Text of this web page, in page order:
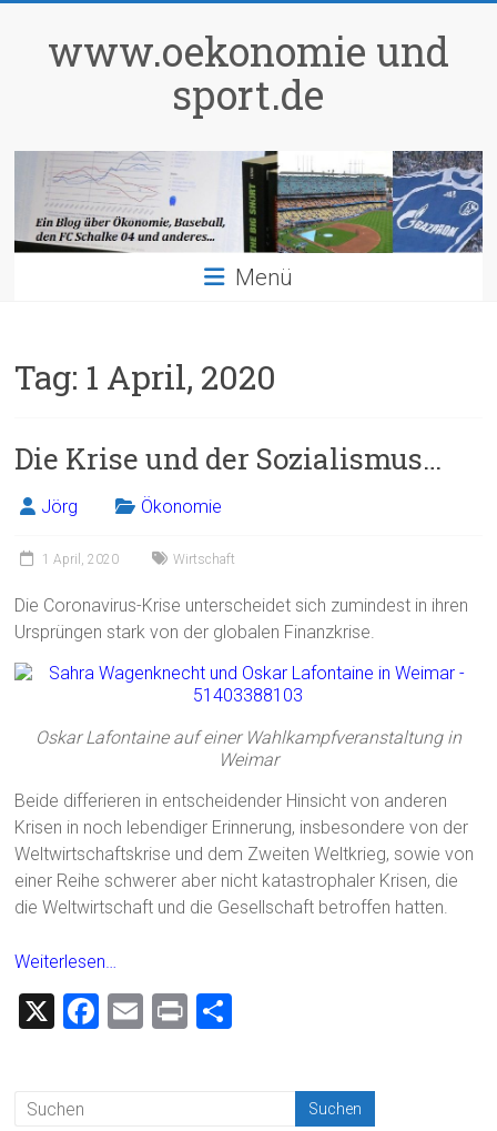
springenwww.oekonomie und
sport.de
Menü
Tag: 1 April, 2020
Die Krise und der Sozialismus…
Jörg Ökonomie
1 April, 2020 Wirtschaft
Die Coronavirus-Krise unterscheidet sich zumindest in ihren
Ursprüngen stark von der globalen Finanzkrise.
Oskar Lafontaine auf einer Wahlkampfveranstaltung in
Weimar
Beide differieren in entscheidender Hinsicht von anderen
Krisen in noch lebendiger Erinnerung, insbesondere von der
Weltwirtschaftskrise und dem Zweiten Weltkrieg, sowie von
einer Reihe schwerer aber nicht katastrophaler Krisen, die
die Weltwirtschaft und die Gesellschaft betroffen hatten.
Weiterlesen…
X
F
E
Pr